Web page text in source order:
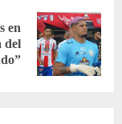
en
del